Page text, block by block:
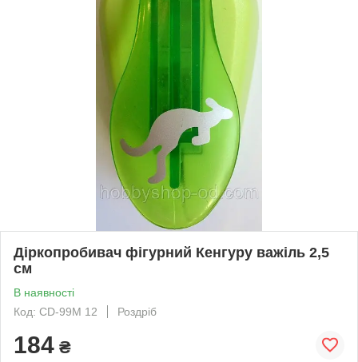
Діркопробивач фігурний Кенгуру важіль 2,5
см
В наявності
Код: CD-99M 12
Роздріб
184 ₴